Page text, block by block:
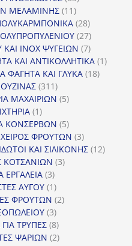
ΜΕΛΑΜΙΝΗΣ 1111
προϊόντα
2828
προϊόντα
2727
προϊόντα
INOX ΨΥΓΕΙΩΝ 77
προϊόντα
ΚΑΙ ΑΝΤΙΚΟΛΛΗΤΙΚΑ 11
ΦΑΓΗΤΑ ΚΑΙ ΓΛΥΚΑ 1818
311311
προϊόντα
ΜΑΧΑΙΡΙΩΝ 55
11
προϊόν
ΚΟΝΣΕΡΒΩΝ 55
προϊόντα
ΦΡΟΥΤΩΝ 33
προϊόντα
ΚΑΙ ΣΙΛΙΚΟΝΗΣ 1212
ΚΟΤΣΑΝΙΩΝ 33
ΕΡΓΑΛΕΙΑ 33
προϊόντα
ΑΥΓΟΥ 11
προϊόν
ΦΡΟΥΤΩΝ 22
33
προϊόντα
ΓΙΑ ΤΡΥΠΕΣ 88
προϊόντα
ΨΑΡΙΩΝ 22